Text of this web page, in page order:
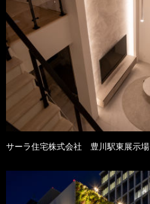
サーラ住宅株式会社 豊川駅東展示場